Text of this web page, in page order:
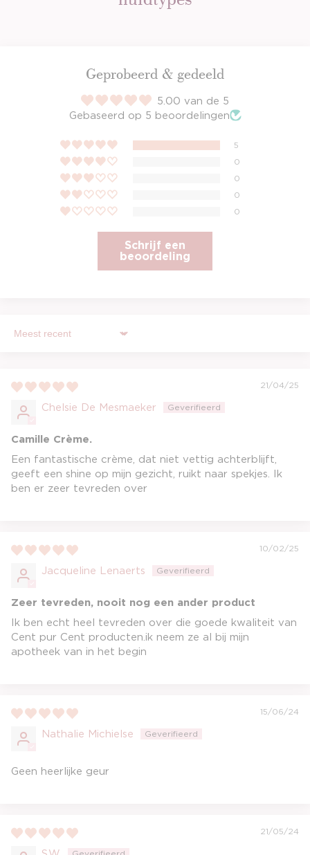
Geprobeerd & gedeeld
5.00 van de 5
Gebaseerd op 5 beoordelingen
5
0
0
0
0
Schrijf een
beoordeling
Sort by
21/04/25
Chelsie De Mesmaeker
Camille Crème.
Een fantastische crème, dat niet vettig achterblijft,
geeft een shine op mijn gezicht, ruikt naar spekjes. Ik
ben er zeer tevreden over
10/02/25
Jacqueline Lenaerts
Zeer tevreden, nooit nog een ander product
Ik ben echt heel tevreden over die goede kwaliteit van
Cent pur Cent producten.ik neem ze al bij mijn
apotheek van in het begin
15/06/24
Nathalie Michielse
Geen heerlijke geur
21/05/24